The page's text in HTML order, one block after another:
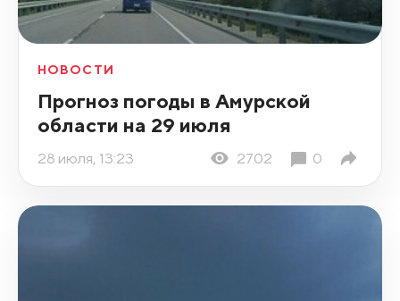
НОВОСТИ
Прогноз погоды в Амурской
области на 29 июля
28 июля, 13:23 2702 0